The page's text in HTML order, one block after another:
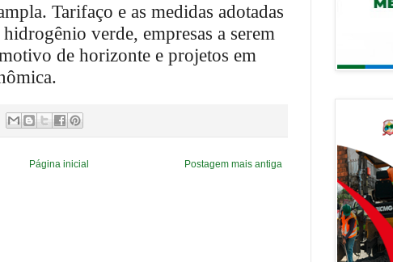
Tarifaço e as medidas adotadas
verde, empresas a serem
de horizonte e projetos em
Postagem mais antiga
Página inicial